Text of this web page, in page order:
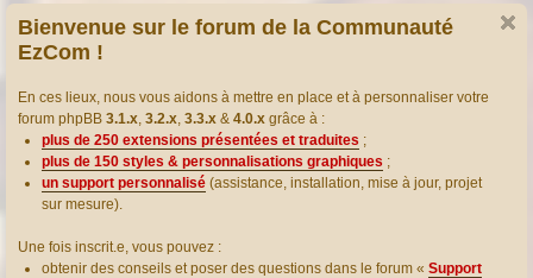
er
Bienvenue sur le forum de la Communauté
EzCom !
En ces lieux, nous vous aidons à mettre en place et à personnaliser votre
forum phpBB 3.1.x, 3.2.x, 3.3.x & 4.0.x grâce à :
plus de 250 extensions présentées et traduites ;
plus de 150 styles & personnalisations graphiques ;
un support personnalisé (assistance, installation, mise à jour, projet
sur mesure).
Une fois inscrit.e, vous pouvez :
obtenir des conseils et poser des questions dans le forum « Support